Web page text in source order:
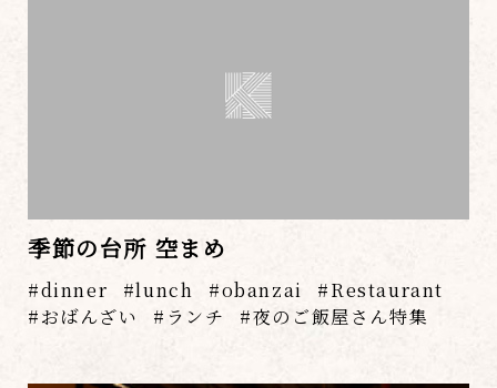
季節の台所 空まめ
dinner lunch obanzai
Restaurant
おばんざい
ランチ 夜のご飯屋さん特集